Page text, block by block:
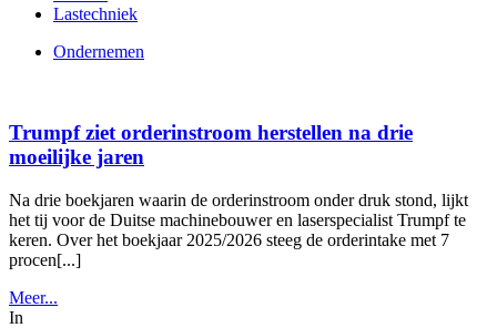
Lastechniek
Ondernemen
Trumpf ziet orderinstroom herstellen na drie
moeilijke jaren
Na drie boekjaren waarin de orderinstroom onder druk stond, lijkt
het tij voor de Duitse machinebouwer en laserspecialist Trumpf te
keren. Over het boekjaar 2025/2026 steeg de orderintake met 7
procen[...]
Meer...
In